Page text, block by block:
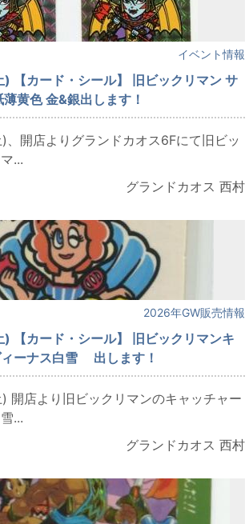
イベント情報
【カード・シール】 旧ビックリマン サ
黄色 金&銀出します！
開店よりグランドカオス6Fにて旧ビッ
...
グランドカオス 西村
2026年GW販売情報
【カード・シール】 旧ビックリマンキ
ーナス白雪 出します！
開店より旧ビックリマンのキャッチャー
...
グランドカオス 西村